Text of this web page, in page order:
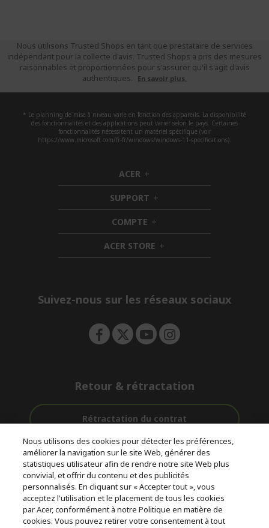
Nous utilisons Trusted Shops en tant que prestataire de services
indépendant pour la collecte d'avis. Trusted Shops a pris des mesures
raisonnables et proportionnées pour s'assurer qu'il s'agit d'avis
authentiques.
En savoir plus.
* Le planning de mise à niveau varie en fonction des appareils. La disponibilité
des fonctionnalités et des applications peut varier selon le pays. Certaines
fonctionnalités nécessitent un matériel spécifique (voir
https://www.microsoft.com/fr-fr/windows/windows-11-specifications).
ACER h
i
d
d
e
n
SUPPORT h
i
d
d
e
n
COMPTE h
i
d
d
ACER STORE h
i
e
Suivez-nous sur les réseaux sociaux
Retour & rétractation
Rétractation du contrat
Livraison
Gratuite
Accompagnement
avant et après-
vente
Avec 0%
D'intérêt
© 2026 Acer Inc.
CPYou BV est le revendeur et marchand agréé pour les produits et
services proposés au sein de ce magasin.
Nous utilisons des cookies pour détecter les préférences,
améliorer la navigation sur le site Web, générer des
statistiques utilisateur afin de rendre notre site Web plus
convivial, et offrir du contenu et des publicités
personnalisés. En cliquant sur « Accepter tout », vous
acceptez l'utilisation et le placement de tous les cookies
par Acer, conformément à notre Politique en matière de
cookies. Vous pouvez retirer votre consentement à tout